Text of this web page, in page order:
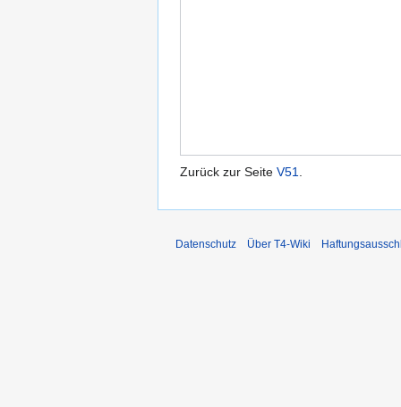
Zurück zur Seite V51.
Datenschutz Über T4-Wiki